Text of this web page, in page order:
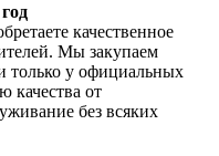
качественное
Мы закупаем
только у официальных
качества от
без всяких